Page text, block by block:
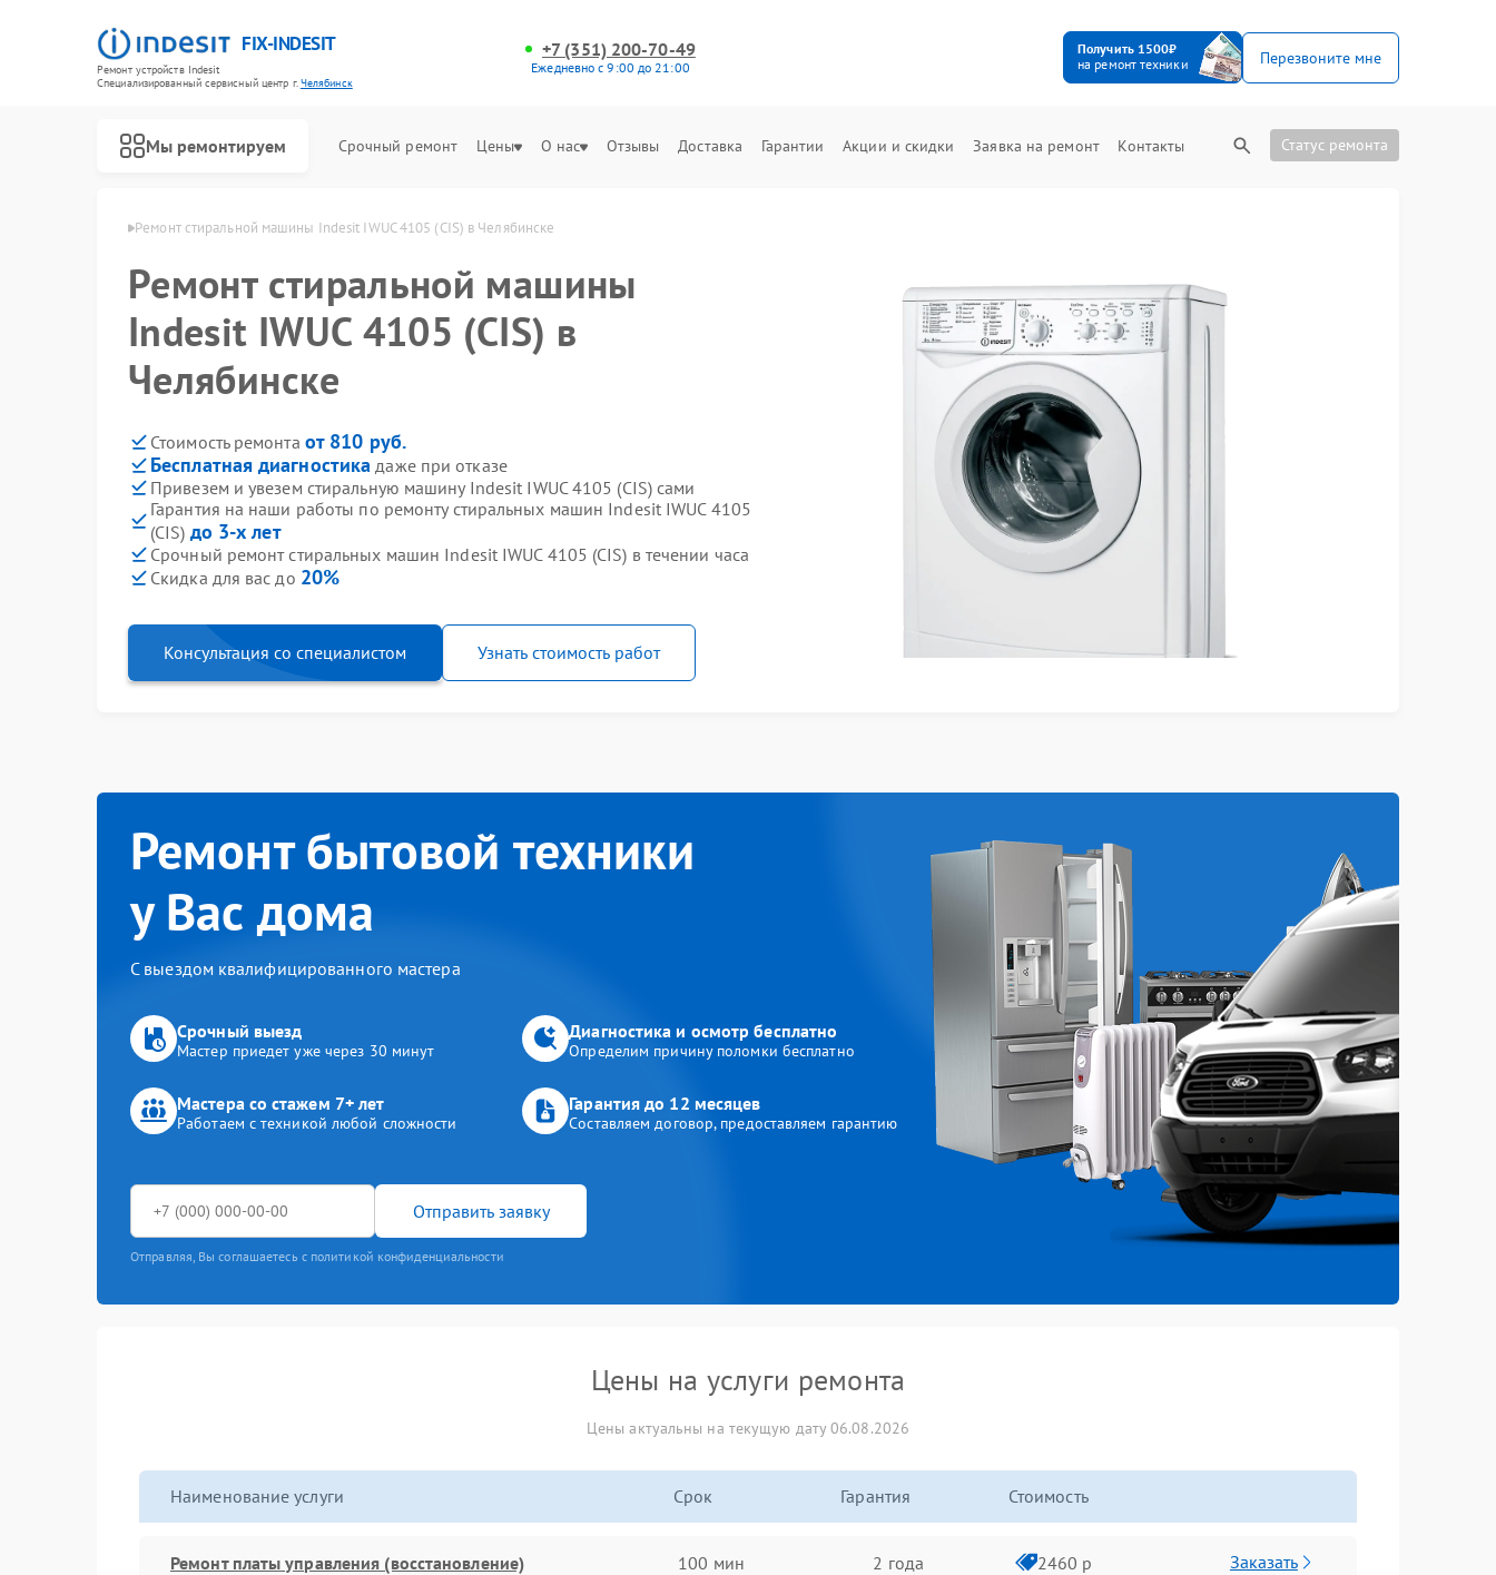
FIX-INDESIT
Ремонт устройств Indesit
Специализированный cервисный центр г.Челябинск
+7 (351) 200-70-49
Ежедневно с 9:00 до 21:00
Получить 1500₽
на ремонт техники
Перезвоните мне
Мы ремонтируем Срочный ремонт Цены О нас Отзывы Доставка Гарантии Акции и скидки Заявка на ремонт Контакты Статус ремонта
в Челябинске Ремонт стиральной машины Indesit IWUC 4105 (CIS) в Челябинске
Ремонт стиральной машины
Indesit IWUC 4105 (CIS) в
Челябинске
Стоимость ремонта от 810 руб.
Бесплатная диагностика даже при отказе
Привезем и увезем стиральную машину Indesit IWUC 4105 (CIS) сами
Гарантия на наши работы по ремонту стиральных машин Indesit IWUC 4105
(CIS) до 3-х лет
Срочный ремонт стиральных машин Indesit IWUC 4105 (CIS) в течении часа
Скидка для вас до 20%
Консультация со специалистом Узнать стоимость работ
Ремонт бытовой техники
у Вас дома
С выездом квалифицированного мастера
Срочный выезд
Мастер приедет уже через 30 минут
Диагностика и осмотр бесплатно
Определим причину поломки бесплатно
Мастера со стажем 7+ лет
Работаем с техникой любой сложности
Гарантия до 12 месяцев
Составляем договор, предоставляем гарантию
Отправить заявку
Отправляя, Вы соглашаетесь с политикой конфиденциальности
Цены на услуги ремонта
Цены актуальны на текущую дату 06.08.2026
Наименование услуги Срок Гарантия Стоимость
Ремонт платы управления (восстановление) 100 мин 2 года 2460 р Заказать